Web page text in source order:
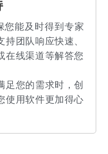
能及时得到专家
团队响应快速、
在线渠道等解答您
足您的需求时，创
使用软件更加得心